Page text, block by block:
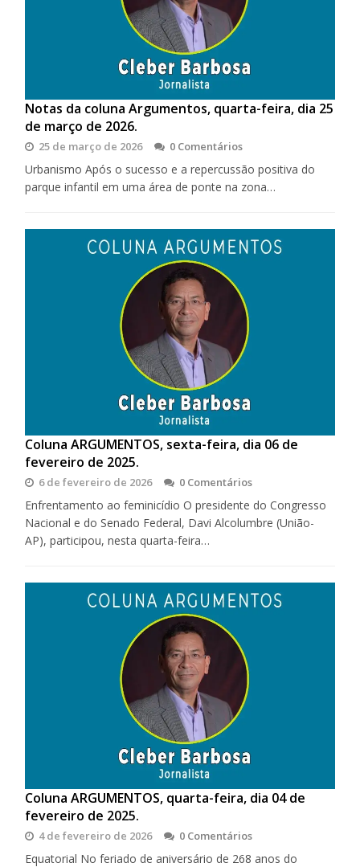
Notas da coluna Argumentos, quarta-feira, dia 25
de março de 2026.
25 de março de 2026 0 Comentários
Urbanismo Após o sucesso e a repercussão positiva do
parque infantil em uma área de ponte na zona…
Coluna ARGUMENTOS, sexta-feira, dia 06 de
fevereiro de 2025.
6 de fevereiro de 2026 0 Comentários
Enfrentamento ao feminicídio O presidente do Congresso
Nacional e do Senado Federal, Davi Alcolumbre (União-
AP), participou, nesta quarta-feira…
Coluna ARGUMENTOS, quarta-feira, dia 04 de
fevereiro de 2025.
4 de fevereiro de 2026 0 Comentários
Equatorial No feriado de aniversário de 268 anos do